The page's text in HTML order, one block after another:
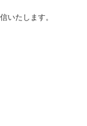
いたします。